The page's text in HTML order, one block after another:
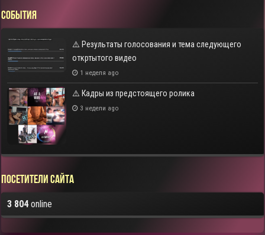
СОБЫТИЯ
⚠️ Результаты голосования и тема следующего
откртытого видео
1 неделя ago
⚠️ Кадры из предстоящего ролика
3 недели ago
Посетители сайта
3 804online